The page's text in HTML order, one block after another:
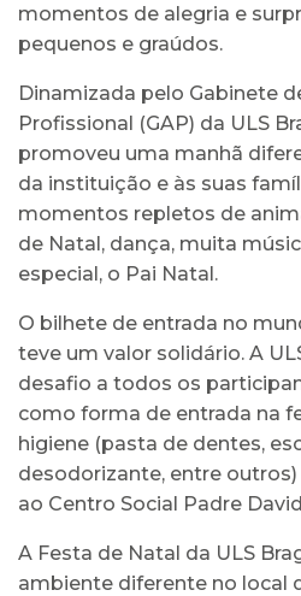
momentos de alegria e
pequenos e graúdos.
Dinamizada pelo Gabinete
Profissional (GAP) da ULS
promoveu uma manhã
da instituição e às suas
momentos repletos de
de Natal, dança, muita
especial, o Pai Natal.
O bilhete de entrada no
teve um valor solidário. A
desafio a todos os
como forma de entrada na
higiene (pasta de dentes,
desodorizante, entre
ao Centro Social Padre
A Festa de Natal da ULS
ambiente diferente no local